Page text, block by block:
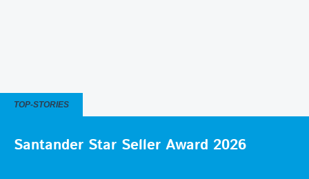
TOP-STORIES
Santander Star Seller Award 2026